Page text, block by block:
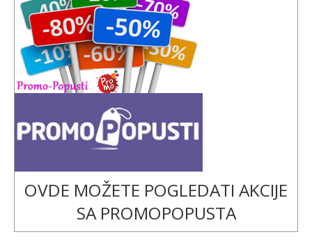
OVDE MOŽETE POGLEDATI AKCIJE
SA PROMOPOPUSTA